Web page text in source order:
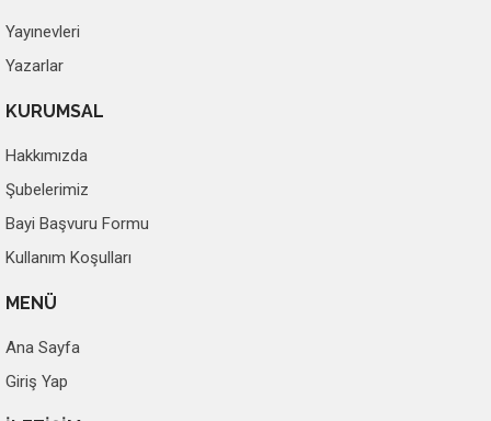
Yayınevleri
Yazarlar
KURUMSAL
Hakkımızda
Şubelerimiz
Bayi Başvuru Formu
Kullanım Koşulları
MENÜ
Ana Sayfa
Giriş Yap